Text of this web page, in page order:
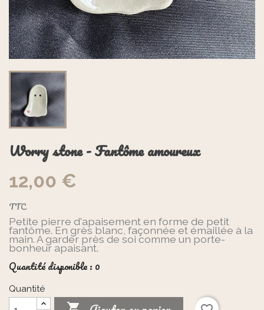
Worry stone - Fantôme amoureux
12,00 €
TTC
Petite pierre d'apaisement en forme de petit
fantôme. En grès blanc, façonnée et émaillée à la
main. A garder près de soi comme un porte-
bonheur apaisant.
Quantité disponible : 0
Quantité